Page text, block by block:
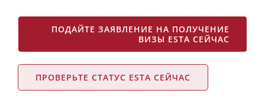
ПОДАЙТЕ ЗАЯВЛЕНИЕ НА ПОЛУЧЕНИЕ
ВИЗЫ ESTA СЕЙЧАС
ПРОВЕРЬТЕ СТАТУС ESTA СЕЙЧАС